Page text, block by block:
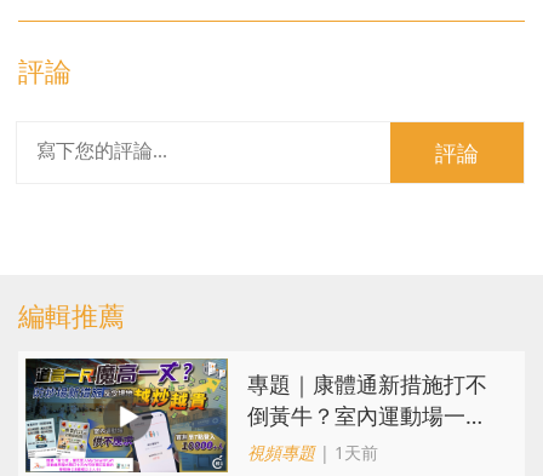
評論
評論
編輯推薦
專題｜康體通新措施打不
倒黃牛？室內運動場一場
難求越炒越貴
視頻專題| 1天前